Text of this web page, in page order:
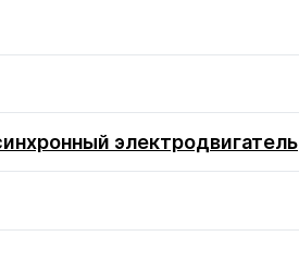
электродвигатель